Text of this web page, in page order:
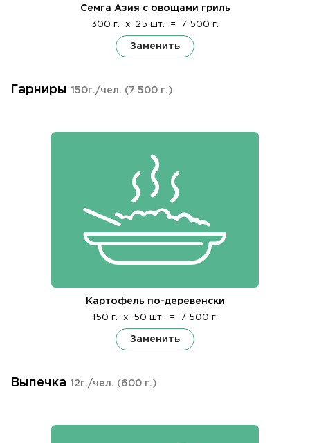
Семга Азия с овощами гриль
300 г. x 25 шт. = 7 500 г.
Заменить
Гарниры 150г./чел. (7 500 г.)
Картофель по-деревенски
150 г. x 50 шт. = 7 500 г.
Заменить
Выпечка 12г./чел. (600 г.)